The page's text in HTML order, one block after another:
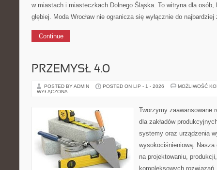
w miastach i miasteczkach Dolnego Śląska. To witryna dla osób,
głębiej. Moda Wrocław nie ogranicza się wyłącznie do
Continue
PRZEMYSŁ 4.0
POSTED BY ADMIN POSTED ON LIP - 1 - 2026
MOŻLIWOŚĆ
WYŁĄCZONA
Tworzymy zaawansowane
dla zakładów
systemy oraz urządzenia
wysokociśnieniową. Nasza
na projektowaniu,
kompleksowych